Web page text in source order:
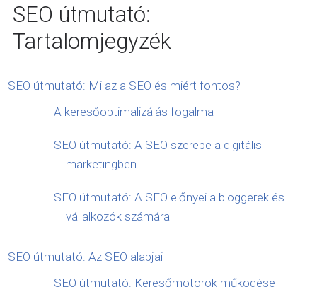
SEO útmutató:
Tartalomjegyzék
SEO útmutató: Mi az a SEO és miért fontos?
A keresőoptimalizálás fogalma
SEO útmutató: A SEO szerepe a digitális
marketingben
SEO útmutató: A SEO előnyei a bloggerek és
vállalkozók számára
SEO útmutató: Az SEO alapjai
SEO útmutató: Keresőmotorok működése